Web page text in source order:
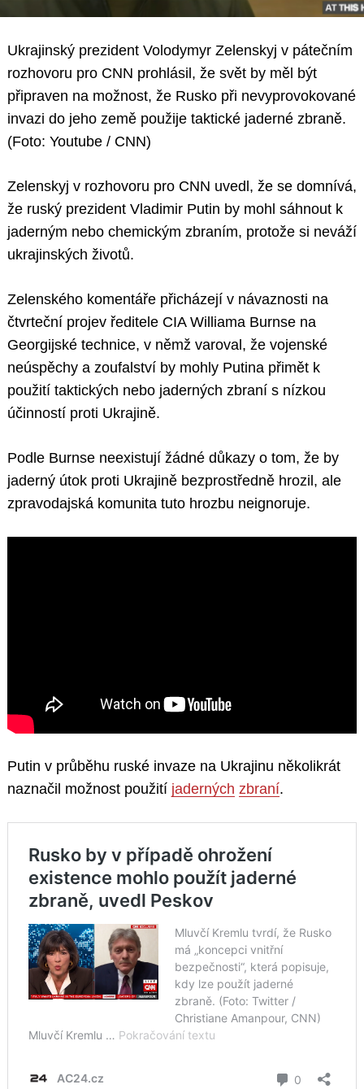
Ukrajinský prezident Volodymyr Zelenskyj v pátečním
rozhovoru pro CNN prohlásil, že svět by měl být
připraven na možnost, že Rusko při nevyprovokované
invazi do jeho země použije taktické jaderné zbraně.
(Foto: Youtube / CNN)
Zelenskyj v rozhovoru pro CNN uvedl, že se domnívá,
že ruský prezident Vladimir Putin by mohl sáhnout k
jaderným nebo chemickým zbraním, protože si neváží
ukrajinských životů.
Zelenského komentáře přicházejí v návaznosti na
čtvrteční projev ředitele CIA Williama Burnse na
Georgijské technice, v němž varoval, že vojenské
neúspěchy a zoufalství by mohly Putina přimět k
použití taktických nebo jaderných zbraní s nízkou
účinností proti Ukrajině.
Podle Burnse neexistují žádné důkazy o tom, že by
jaderný útok proti Ukrajině bezprostředně hrozil, ale
zpravodajská komunita tuto hrozbu neignoruje.
Putin v průběhu ruské invaze na Ukrajinu několikrát
naznačil možnost použití jaderných zbraní.